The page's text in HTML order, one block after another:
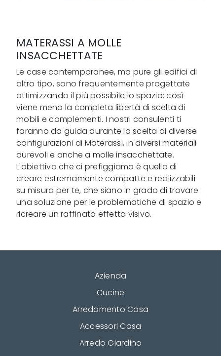
MATERASSI A MOLLE
INSACCHETTATE
Le case contemporanee, ma pure gli edifici di
altro tipo, sono frequentemente progettate
ottimizzando il più possibile lo spazio: così
viene meno la completa libertà di scelta di
mobili e complementi. I nostri consulenti ti
faranno da guida durante la scelta di diverse
configurazioni di Materassi, in diversi materiali
durevoli e anche a molle insacchettate.
L'obiettivo che ci prefiggiamo è quello di
creare estremamente compatte e realizzabili
su misura per te, che siano in grado di trovare
una soluzione per le problematiche di spazio e
ricreare un raffinato effetto visivo.
Azienda
Cucine
Arredamento Casa
Accessori Casa
Arredo Giardino